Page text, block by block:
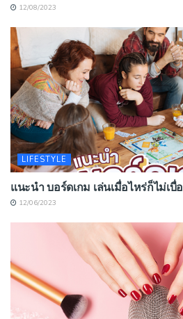
12/08/2023
LIFESTYLE
แนะนำ บอร์ดเกม เล่นเมื่อไหร่ก็ไม่เบื่อ
12/06/2023